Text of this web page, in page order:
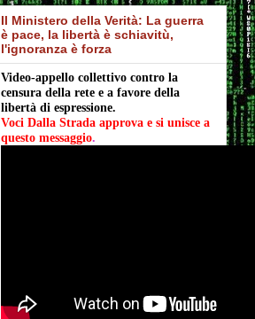
Il Ministero della Verità: La guerra
è pace, la libertà è schiavitù,
l'ignoranza è forza
Video-appello collettivo contro la
censura della rete e a favore della
libertà di espressione.
Voci Dalla Strada approva e si unisce a
questo messaggio.